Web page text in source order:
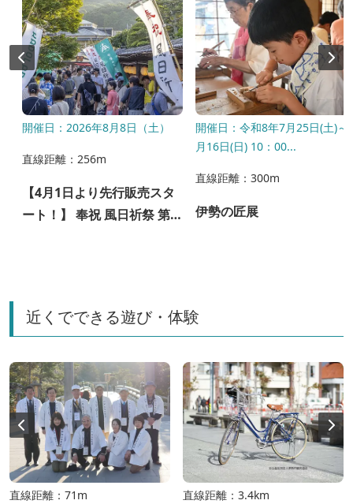
開催日：2026年8月8日（土）
直線距離：256m
【4月1日より先行販売スタ
ート！】 奉祝 風日祈祭 第４
開催日：令和8年7月25日(土)～
月16日(日) 10：00...
直線距離：300m
伊勢の匠展
近くでできる遊び・体験
直線距離：71m 直線距離：3.4km